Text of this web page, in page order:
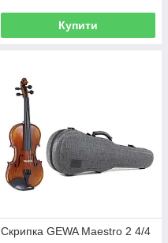
Купити
Скрипка GEWA Maestro 2 4/4